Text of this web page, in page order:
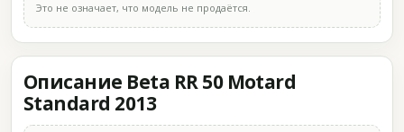
Это не означает, что модель не продаётся.
Описание Beta RR 50 Motard
Standard 2013